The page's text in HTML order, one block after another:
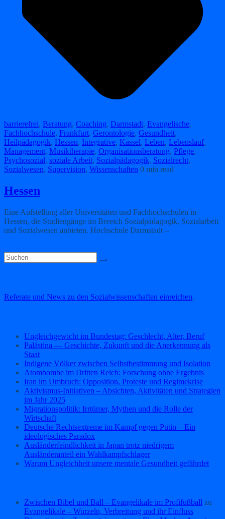
barrierefrei, Beratung, Coaching, Darmstadt, Evangelische,
Fachhochschule, Frankfurt, Gerontologie, Gesundheit,
Heilpädagogik, Hessen, Integrative, Kassel, Leben, Lebenslauf,
Management, Musiktherapie, Organisationsberatung, Pflege,
Psychosozial, soziale Arbeit, Sozialpädagogik, Sozialrecht,
Sozialwesen, Supervision, Wissenschaften 0 min read
Hessen
Eine Aufstellung aller Universitäten und Fachhochschulen in
Hessen, die Studiengänge im Bereich Sozialpädagogik, Sozialarbeit
und Sozialwesen anbieten. Hochschule Darmstadt –
Referate und News zu den Sozialwissenschaften einreichen.
Ungleichgewicht im Bundestag: Geschlecht, Alter, Beruf
Palästina — Geschichte, Zukunft und die Anerkennung als
Staat
Indigene Völker zwischen Selbstbestimmung und Isolation
Atombombe im Dritten Reich: Forschung ohne Ergebnis
Iran im Umbruch: Opposition, Proteste und Regimekrise
Aktivismus‑Initiativen – Absichten, Aktivitäten und Strategien
im Jahr 2025
Migrationspolitik: Irrtümer, Mythen und die Rolle der
Wirtschaft
Deutsche Rechtsextreme im Kampf gegen Putin – Ein
ideologisches Paradox
Ausländerfeindlichkeit in Japan trotz niedrigem
Ausländeranteil ein Wahlkampfschlager
Warum Ungleichheit unsere mentale Gesundheit gefährdet
Zwischen Bibel und Ball – Evangelikale im Profifußball zu
Evangelikale – Wurzeln, Verbreitung und ihr Einfluss